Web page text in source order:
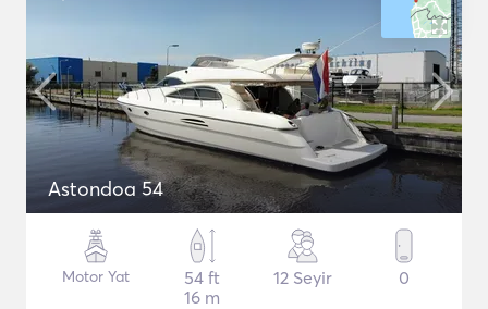
Astondoa 54
Motor Yat
54 ft
16 m
12 Seyir 0